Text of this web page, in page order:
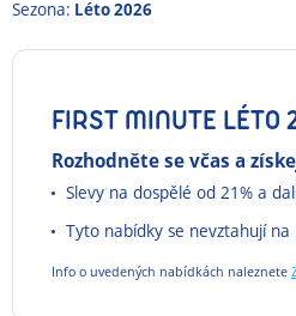
Sezona: Léto 2026
FIRST MINUTE LÉTO
Rozhodněte se včas a
Slevy na dospělé od 21% a
Tyto nabídky se nevztahují na
Info o uvedených nabídkách naleznete